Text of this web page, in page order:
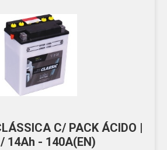
C/ PACK ÁCIDO |
14Ah - 140A(EN)